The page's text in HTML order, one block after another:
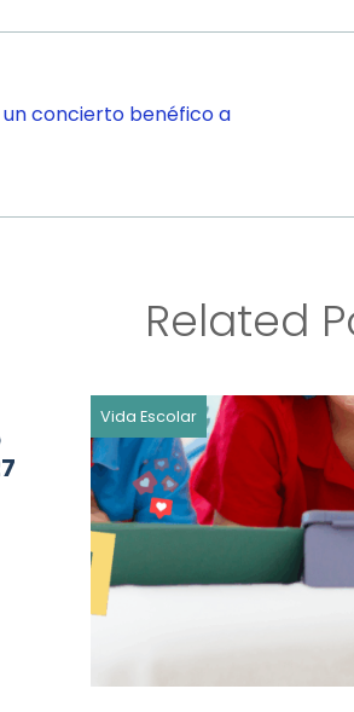
concierto benéfico a
Related
Vida Escolar